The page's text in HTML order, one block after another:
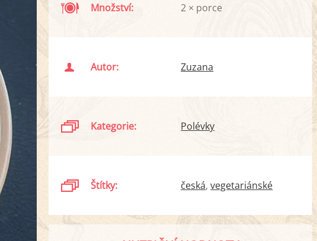
Množství: 2 × porce
Autor: Zuzana
Kategorie: Polévky
Štítky: česká vegetariánské